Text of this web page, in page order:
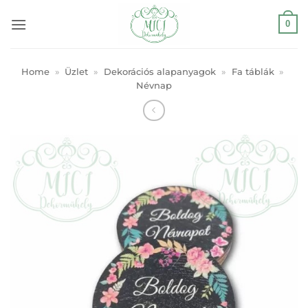
0
Home » Üzlet » Dekorációs alapanyagok » Fa táblák »
Névnap